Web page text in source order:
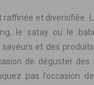
raffinée et diversifiée.
le satay ou le
et des
de déguster des
pas l’occasion